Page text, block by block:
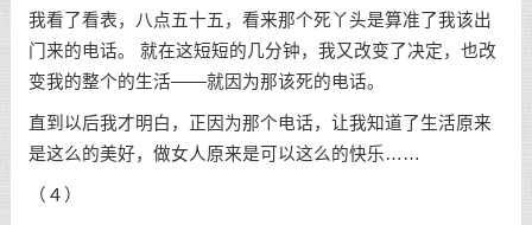
我看了看表，八点五十五，看来那个死丫头是算准了我该出
门来的电话。 就在这短短的几分钟，我又改变了决定，也改
变我的整个的生活——就因为那该死的电话。
直到以后我才明白，正因为那个电话，让我知道了生活原来
是这么的美好，做女人原来是可以这么的快乐……
（４）